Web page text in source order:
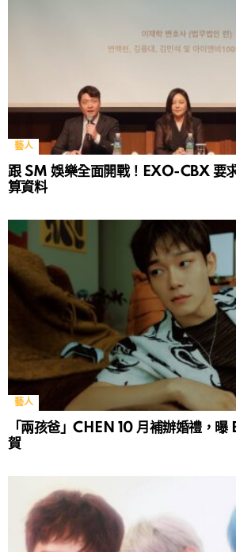
藝人
跟 SM 娛樂全面開戰！EXO-CBX 要
算資料
藝人
「兩孩爸」CHEN 10 月補辦婚禮，
賀